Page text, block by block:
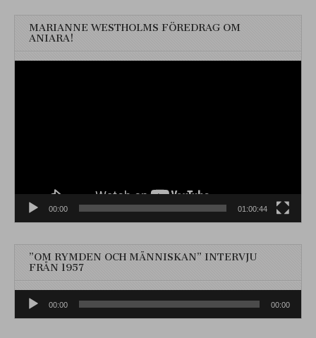
MARIANNE WESTHOLMS FÖREDRAG OM
ANIARA!
00:00 01:00:44
”OM RYMDEN OCH MÄNNISKAN” INTERVJU
FRÅN 1957
Ljudspelare
00:00 00:00